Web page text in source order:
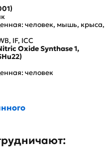
человек, мышь, крыса,
IF, ICC
Oxide Synthase 1,
человек